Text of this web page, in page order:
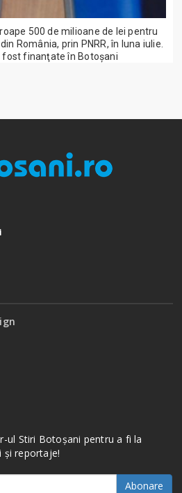
500 de milioane de lei pentru
România, prin PNRR, în luna iulie.
fost finanţate în Botoșani
ul Stiri Botoșani pentru a fi la
și reportaje!
Abonare